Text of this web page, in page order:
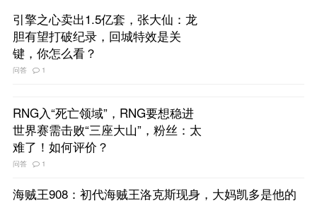
引擎之心卖出1.5亿套，张大仙：龙
胆有望打破纪录，回城特效是关
键，你怎么看？
问答 1
RNG入“死亡领域”，RNG要想稳进
世界赛需击败“三座大山”，粉丝：太
难了！如何评价？
问答 1
海贼王908：初代海贼王洛克斯现身，大妈凯多是他的